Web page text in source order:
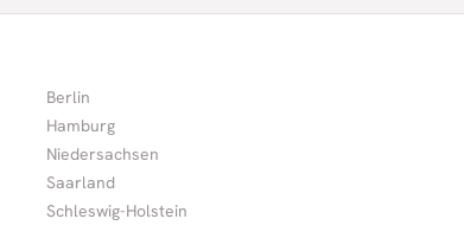
Berlin
Hamburg
Niedersachsen
Saarland
Schleswig-Holstein